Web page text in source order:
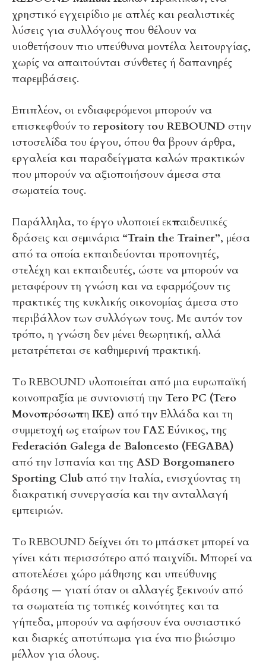
χρηστικό εγχειρίδιο με απλές και ρεαλιστικές
λύσεις για συλλόγους που θέλουν να
υιοθετήσουν πιο υπεύθυνα μοντέλα λειτουργίας,
χωρίς να απαιτούνται σύνθετες ή δαπανηρές
παρεμβάσεις.
Επιπλέον, οι ενδιαφερόμενοι μπορούν να
επισκεφθούν το repository του REBOUND στην
ιστοσελίδα του έργου, όπου θα βρουν άρθρα,
εργαλεία και παραδείγματα καλών πρακτικών
που μπορούν να αξιοποιήσουν άμεσα στα
σωματεία τους.
Παράλληλα, το έργο υλοποιεί εκπαιδευτικές
δράσεις και σεμινάρια “Train the Trainer”, μέσα
από τα οποία εκπαιδεύονται προπονητές,
στελέχη και εκπαιδευτές, ώστε να μπορούν να
μεταφέρουν τη γνώση και να εφαρμόζουν τις
πρακτικές της κυκλικής οικονομίας άμεσα στο
περιβάλλον των συλλόγων τους. Με αυτόν τον
τρόπο, η γνώση δεν μένει θεωρητική, αλλά
μετατρέπεται σε καθημερινή πρακτική.
Το REBOUND υλοποιείται από μια ευρωπαϊκή
κοινοπραξία με συντονιστή την Tero PC (Tero
Μονοπρόσωπη ΙΚΕ) από την Ελλάδα και τη
συμμετοχή ως εταίρων του ΓΑΣ Εύνικος, της
Federación Galega de Baloncesto (FEGABA)
από την Ισπανία και της ASD Borgomanero
Sporting Club από την Ιταλία, ενισχύοντας τη
διακρατική συνεργασία και την ανταλλαγή
εμπειριών.
Το REBOUND δείχνει ότι το μπάσκετ μπορεί να
γίνει κάτι περισσότερο από παιχνίδι. Μπορεί να
αποτελέσει χώρο μάθησης και υπεύθυνης
δράσης — γιατί όταν οι αλλαγές ξεκινούν από
τα σωματεία τις τοπικές κοινότητες και τα
γήπεδα, μπορούν να αφήσουν ένα ουσιαστικό
και διαρκές αποτύπωμα για ένα πιο βιώσιμο
μέλλον για όλους.